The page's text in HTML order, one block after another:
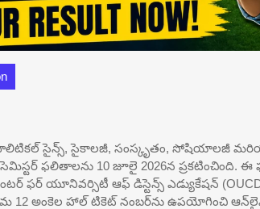
సైన్స్, సైకాలజీ, సంస్కృతం, సోషియాలజీ మరియు
ఫలితాలను 10 జూలై 2026న ప్రకటించింది. ఈ
ఫర్ యూనివర్సిటీ ఆఫ్ డిస్టెన్స్ ఎడ్యుకేషన్
తమ 12 అంకెల హాల్ టికెట్ నంబర్‌ను ఉపయోగించి